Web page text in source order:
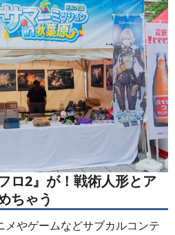
ロ2』が！戦術人形とア
ちゃう
やゲームなどサブカルコンテ